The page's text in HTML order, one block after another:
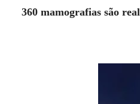
360 mamografias são